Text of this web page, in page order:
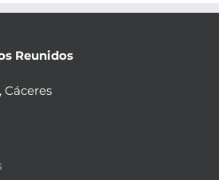
Reunidos
Cáceres